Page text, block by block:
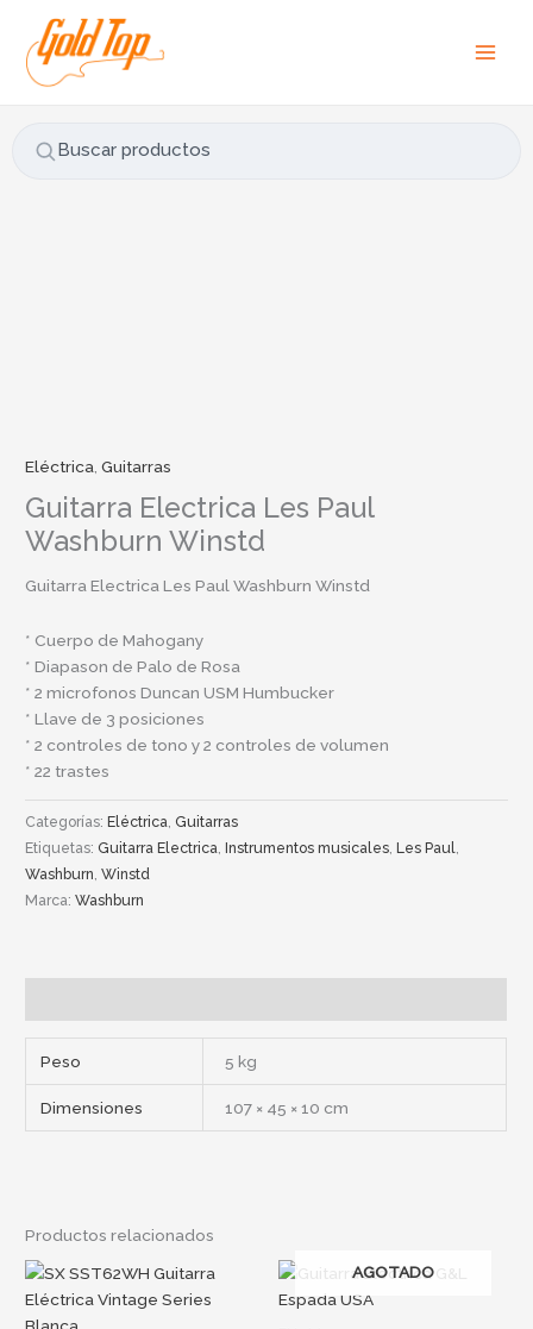
contenido
Buscar productos
u
s
Eléctrica,Guitarras
Guitarra Electrica Les Paul
Washburn Winstd
Guitarra Electrica Les Paul Washburn Winstd
* Cuerpo de Mahogany
* Diapason de Palo de Rosa
* 2 microfonos Duncan USM Humbucker
* Llave de 3 posiciones
* 2 controles de tono y 2 controles de volumen
* 22 trastes
Categorías:Eléctrica Guitarras
Etiquetas: Guitarra Electrica ,Instrumentos musicales ,Les Paul
Washburn ,Winstd
Marca:Washburn
Peso 5 kg
Dimensiones 107 × 45 × 10 cm
Productos relacionados
AGOTADO